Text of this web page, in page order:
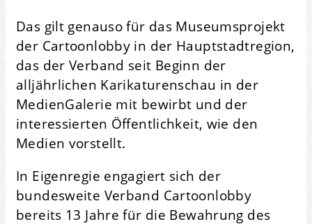
Das gilt genauso für das Museumsprojekt
der Cartoonlobby in der Hauptstadtregion,
das der Verband seit Beginn der
alljährlichen Karikaturenschau in der
MedienGalerie mit bewirbt und der
interessierten Öffentlichkeit, wie den
Medien vorstellt.
In Eigenregie engagiert sich der
bundesweite Verband Cartoonlobby
bereits 13 Jahre für die Bewahrung des